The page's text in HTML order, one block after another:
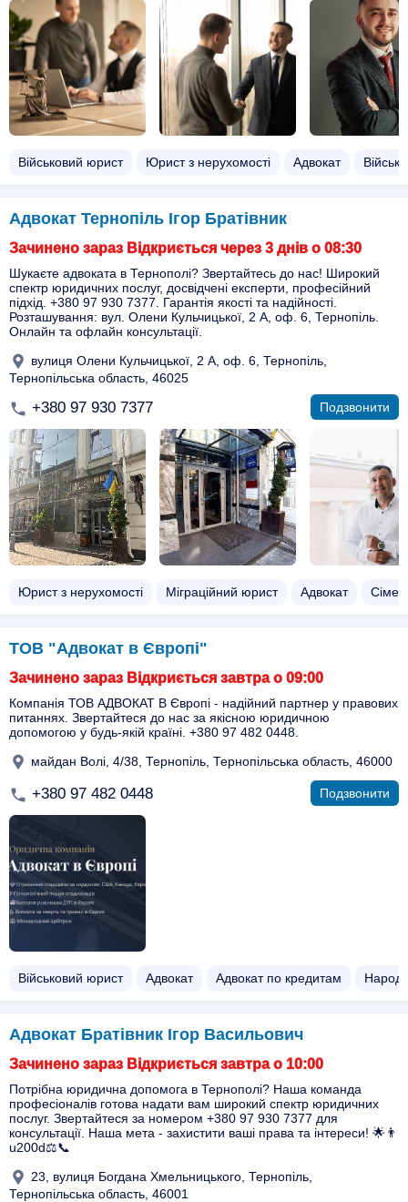
Військовий юрист Юрист з нерухомості Адвокат
Адвокат Тернопіль Ігор Братівник
Зачинено зараз Відкриється через 3 днів о 08:30
Шукаєте адвоката в Тернополі? Звертайтесь до нас! Широкий
спектр юридичних послуг, досвідчені експерти, професійний
підхід. +380 97 930 7377. Гарантія якості та надійності.
Розташування: вул. Олени Кульчицької, 2 А, оф. 6, Тернопіль.
Онлайн та офлайн консультації.
вулиця Олени Кульчицької, 2 А, оф. 6, Тернопіль,
Тернопільська область, 46025
+380 97 930 7377 Подзвонити
Юрист з нерухомості Міграційний юрист Адвокат
ТОВ "Адвокат в Європі"
Зачинено зараз Відкриється завтра о 09:00
Компанія ТОВ АДВОКАТ В Європі - надійний партнер у правових
питаннях. Звертайтеся до нас за якісною юридичною
допомогою у будь-якій країні. +380 97 482 0448.
майдан Волі, 4/38, Тернопіль, Тернопільська область, 46000
+380 97 482 0448 Подзвонити
Військовий юрист Адвокат Адвокат по кредитам
Адвокат Братівник Ігор Васильович
Зачинено зараз Відкриється завтра о 10:00
Потрібна юридична допомога в Тернополі? Наша команда
професіоналів готова надати вам широкий спектр юридичних
послуг. Звертайтеся за номером +380 97 930 7377 для
консультації. Наша мета - захистити ваші права та інтереси! 🌟👨
u200d⚖️📞
23, вулиця Богдана Хмельницького, Тернопіль,
Тернопільська область, 46001